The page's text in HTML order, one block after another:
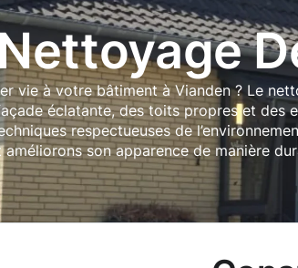
vie à votre bâtiment à Vianden ? Le
éclatante, des toits propres et des
respectueuses de
améliorons son apparence de manière